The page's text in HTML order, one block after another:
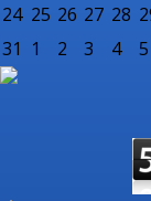
24 25 26 27 28
31 1 2 3 4 5